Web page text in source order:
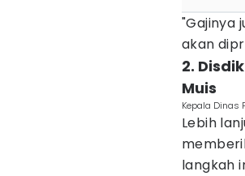
"Gajinya
akan
2.
Muis
Kepala Dinas
Lebih
langkah